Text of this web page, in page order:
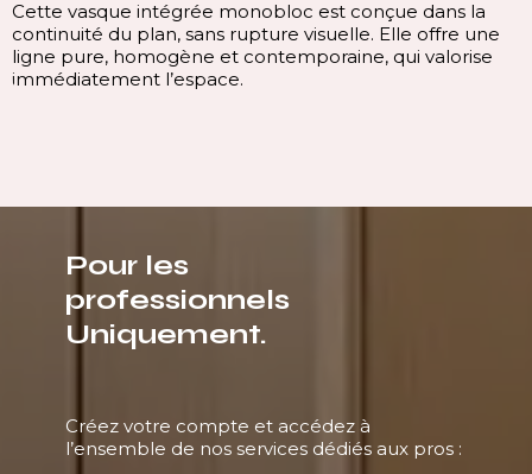
Cette vasque intégrée monobloc est conçue dans la
continuité du plan, sans rupture visuelle. Elle offre une
ligne pure, homogène et contemporaine, qui valorise
immédiatement l’espace.
Pour les
professionnels
Uniquement.
Créez votre compte et accédez à
l’ensemble de nos services dédiés aux pros :